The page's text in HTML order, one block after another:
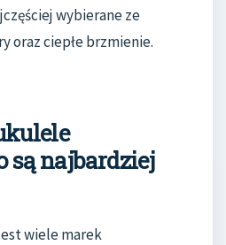
wybierane ze
oraz ciepłe brzmienie.
są najbardziej
wiele marek